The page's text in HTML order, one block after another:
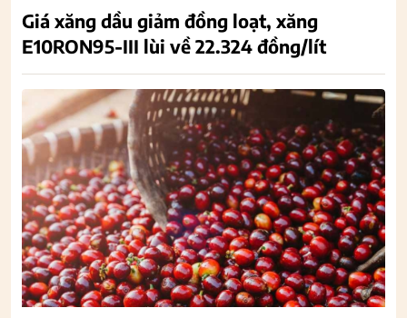
Giá xăng dầu giảm đồng loạt, xăng
E10RON95-III lùi về 22.324 đồng/lít